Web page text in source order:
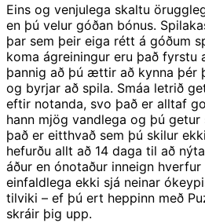
Eins og venjulega skaltu
en þú velur góðan bónus.
þar sem þeir eiga rétt á góðum
koma ágreiningur eru það fyrstu
þannig að þú ættir að kynna þér
og byrjar að spila. Smáa letrið
eftir notanda, svo það er alltaf
hann mjög vandlega og þú
það er eitthvað sem þú skilur
hefurðu allt að 14 daga til að
áður en ónotaður inneign
einfaldlega ekki sjá neinar
tilviki – ef þú ert heppinn með
skráir þig upp.